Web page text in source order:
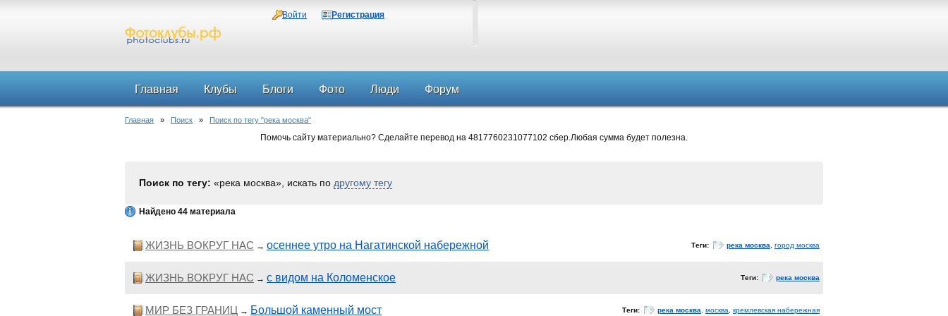
Войти Регистрация
Главная Клубы Блоги Фото Люди Форум
Главная » Поиск » Поиск по тегу "река москва"
Помочь сайту материально? Сделайте перевод на 4817760231077102 сбер.Любая сумма будет полезна.
Поиск по тегу: «река москва», искать по другому тегу
Найдено 44 материала
ЖИЗНЬ ВОКРУГ НАС → осеннее утро на Нагатинской набережной Теги: река москва город москва
ЖИЗНЬ ВОКРУГ НАС → с видом на Коломенское Теги: река москва
МИР БЕЗ ГРАНИЦ → Большой каменный мост Теги: река москва москва кремлевская набережная